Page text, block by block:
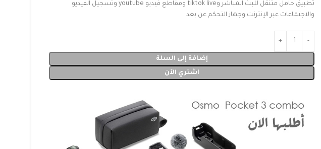
تطبيق حامل متنقل للبث المباشر وtiktok live ومقاطع فيديو youtube وتسجيل الفيديو
والاجتماعات عبر الإنترنت وجهاز التحكم عن بعد
إضافة إلى السلة
اشتري الآن